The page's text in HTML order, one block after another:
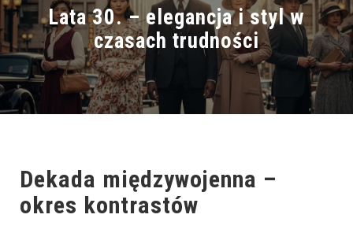
Lata 30. – elegancja i styl w
czasach trudności
Dekada międzywojenna –
okres kontrastów